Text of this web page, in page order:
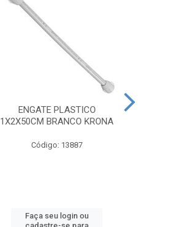
ENGATE PLASTICO
1X2X50CM BRANCO KRONA
Código: 13887
Faça seu login ou